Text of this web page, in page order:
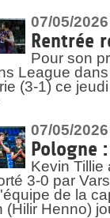
07/05/2026
Rentrée
Pour son
League
(3-1) ce
07/05/2026
Pologne
Kevin Tillie
3-0 par
de la
(Hilir Henno)